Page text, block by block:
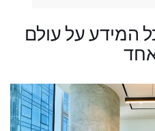
המידע על עולם